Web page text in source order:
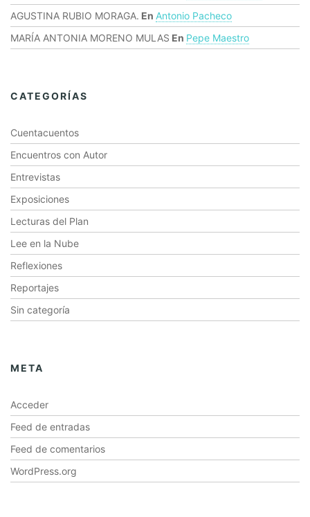
AGUSTINA RUBIO MORAGA. En Antonio Pacheco
MARÍA ANTONIA MORENO MULAS En Pepe Maestro
CATEGORÍAS
Cuentacuentos
Encuentros con Autor
Entrevistas
Exposiciones
Lecturas del Plan
Lee en la Nube
Reflexiones
Reportajes
Sin categoría
META
Acceder
Feed de entradas
Feed de comentarios
WordPress.org